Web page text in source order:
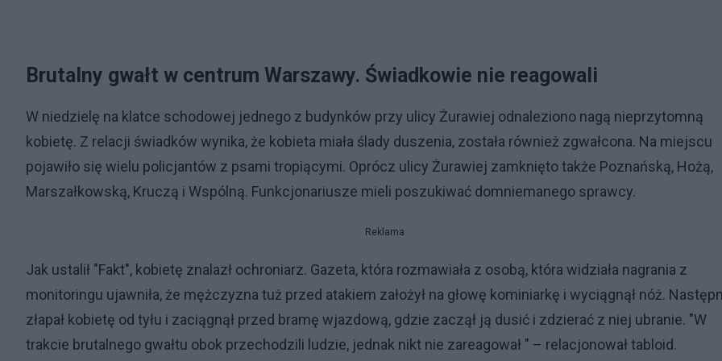
Brutalny gwałt w centrum Warszawy. Świadkowie nie reagowali
W niedzielę na klatce schodowej jednego z budynków przy ulicy Żurawiej odnaleziono nagą nieprzytomną
kobietę. Z relacji świadków wynika, że kobieta miała ślady duszenia, została również zgwałcona. Na miejscu
pojawiło się wielu policjantów z psami tropiącymi. Oprócz ulicy Żurawiej zamknięto także Poznańską, Hożą,
Marszałkowską, Kruczą i Wspólną. Funkcjonariusze mieli poszukiwać domniemanego sprawcy.
Reklama
Jak ustalił "Fakt", kobietę znalazł ochroniarz. Gazeta, która rozmawiała z osobą, która widziała nagrania z
monitoringu ujawniła, że mężczyzna tuż przed atakiem założył na głowę kominiarkę i wyciągnął nóż.
złapał kobietę od tyłu i zaciągnął przed bramę wjazdową, gdzie zaczął ją dusić i zdzierać z niej ubranie. "W
trakcie brutalnego gwałtu obok przechodzili ludzie, jednak nikt nie zareagował " – relacjonował tabloid.